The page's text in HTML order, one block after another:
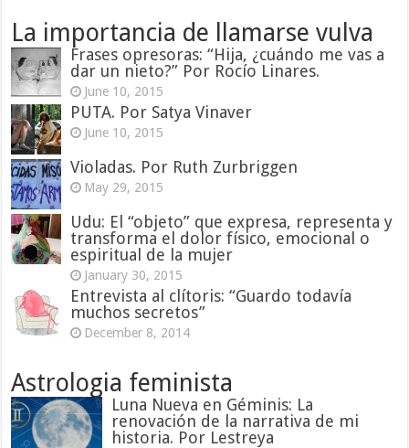
La importancia de llamarse vulva
Frases opresoras: “Hija, ¿cuándo me vas a
dar un nieto?” Por Rocío Linares.
June 10, 2015
PUTA. Por Satya Vinaver
June 10, 2015
Violadas. Por Ruth Zurbriggen
May 29, 2015
Udu: El “objeto” que expresa, representa y
transforma el dolor físico, emocional o
espiritual de la mujer
January 30, 2015
Entrevista al clítoris: “Guardo todavía
muchos secretos”
December 8, 2014
Astrologia feminista
Luna Nueva en Géminis: La
renovación de la narrativa de mi
historia. Por Lestreya